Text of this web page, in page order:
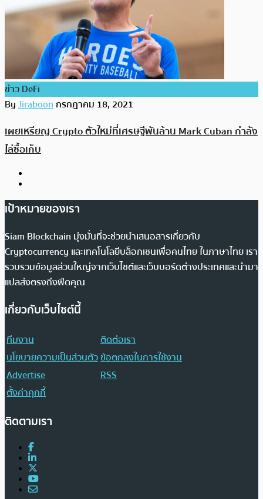
ข่าว DeFi
ByJiraboonกรกฎาคม 18, 2021
เผยเหรียญ Crypto ตัวใหม่ที่เศรษฐีพันล้าน Mark Cuban กำลัง
ไล่ซื้อเก็บ
เป้าหมายของเรา
Siam Blockchain มุ่งมั่นที่จะช่วยนำเสนอสารเกี่ยวกับ
Cryptocurrency และเทคโนโลยีบล็อกเชนเพื่อคนไทย ในภาษาไทย เรา
รวบรวมข้อมูลส่วนใหญ่จากเว็บไซต์และเว็บบอร์ดต่างประเทศและนำมา
แปลส่งตรงถึงฟีดคุณ
เกี่ยวกับเว็บไซต์นี้
ทีมงาน
ติดต่อเรา
นโยบายความเป็นส่วนตัวข้อตกลงในการใช้งาน
Advertise
RSS
ตั้งค่าคุกกี้
ติดตามเรา